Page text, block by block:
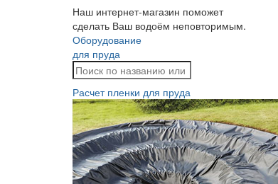
Наш интернет-магазин поможет
сделать Ваш водоём неповторимым.
Оборудование
для пруда
Расчет пленки для пруда